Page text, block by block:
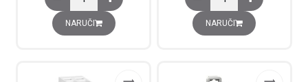
NARUČI NARUČI